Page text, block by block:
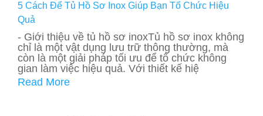
5 Cách Để Tủ Hồ Sơ Inox Giúp Bạn Tổ Chức Hiệu
Quả
- Giới thiệu về tủ hồ sơ inoxTủ hồ sơ inox không
chỉ là một vật dụng lưu trữ thông thường, mà
còn là một giải pháp tối ưu để tổ chức không
gian làm việc hiệu quả. Với thiết kế hiệ
Read More